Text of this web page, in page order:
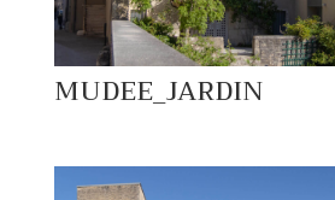
MUDEE_JARDIN